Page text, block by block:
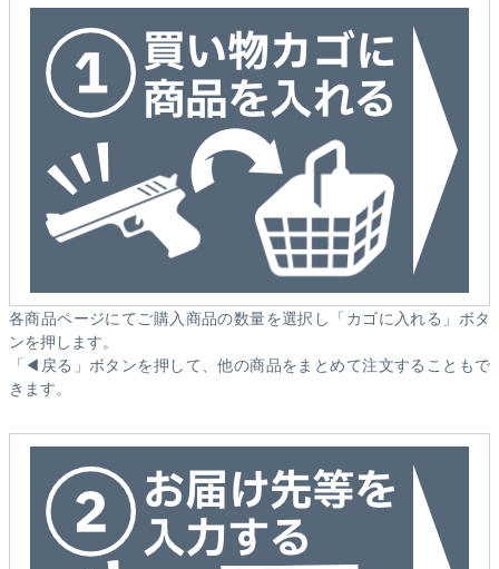
各商品ページにてご購入商品の数量を選択し「カゴに入れる」ボタ
ンを押します。
「◀戻る」ボタンを押して、他の商品をまとめて注文することもで
きます。